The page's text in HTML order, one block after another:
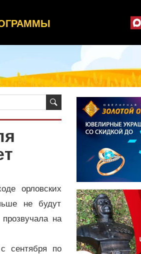
орловских
не будут
на
сентября по